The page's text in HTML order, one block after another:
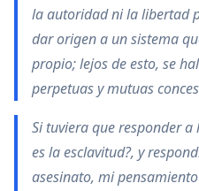
la autoridad ni la libertad
dar origen a un sistema
propio; lejos de esto, se
perpetuas y mutuas
Si tuviera que responder
es la esclavitud?, y
asesinato, mi